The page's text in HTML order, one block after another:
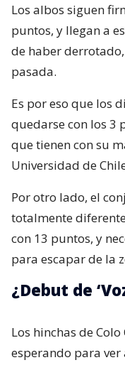
Los albos siguen
puntos, y llegan a
de haber
pasada.
Es por eso que los
quedarse con los 3
que tienen con su
Universidad de
Por otro lado, el
totalmente
con 13 puntos, y
para escapar de la
¿Debut de
Los hinchas de
esperando para ver